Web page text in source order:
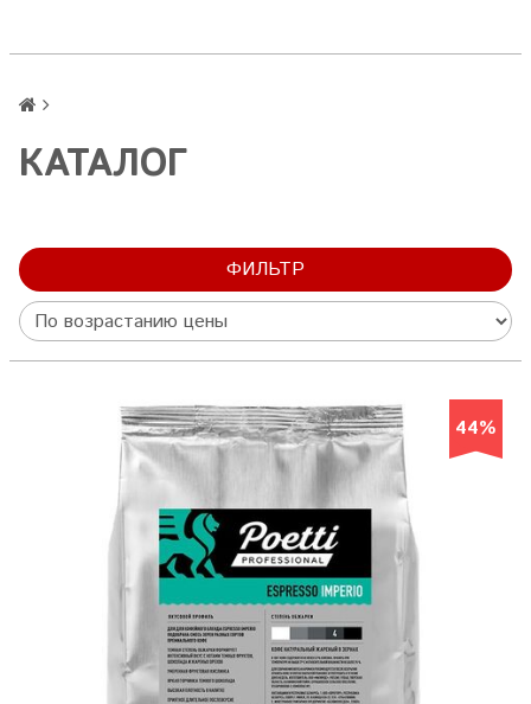
КАТАЛОГ
ФИЛЬТР
44%